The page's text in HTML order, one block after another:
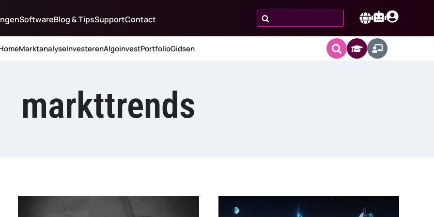
SoftwareBlog & TipsSupportContact
Zoeken
naar:
MarktanalyseInvesterenAlgoinvestPortfolioGidsen
markttrends